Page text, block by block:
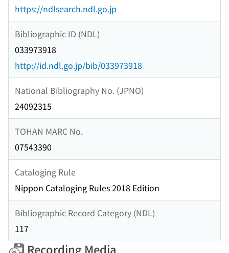
https://ndlsearch.ndl.go.jp
Bibliographic ID (NDL)
033973918
http://id.ndl.go.jp/bib/033973918
National Bibliography No. (JPNO)
24092315
TOHAN MARC No.
07543390
Cataloging Rule
Nippon Cataloging Rules 2018 Edition
Bibliographic Record Category (NDL)
117
Recording Media